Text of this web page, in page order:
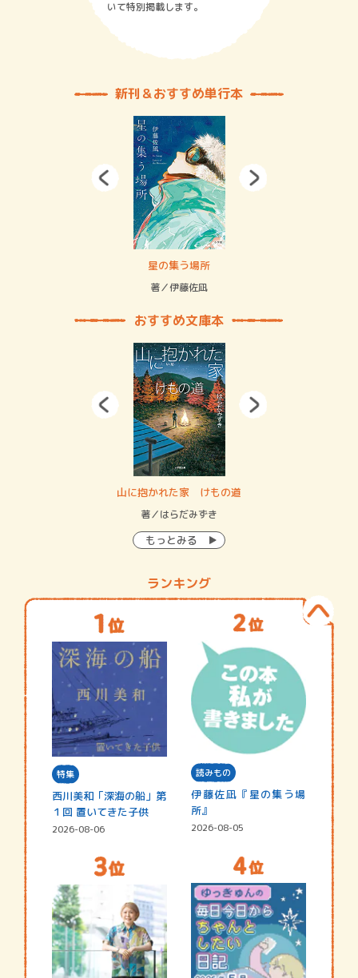
いて特別掲載します。
新刊＆おすすめ単行本
星の集う場所
著／伊藤佐凪
おすすめ文庫本
山に抱かれた家 けもの道
著／はらだみずき
もっとみる
ランキング
特集
西川美和「深海の船」第
１回 置いてきた子供
2026-08-06
読みもの
伊藤佐凪『星の集う場
所』
2026-08-05